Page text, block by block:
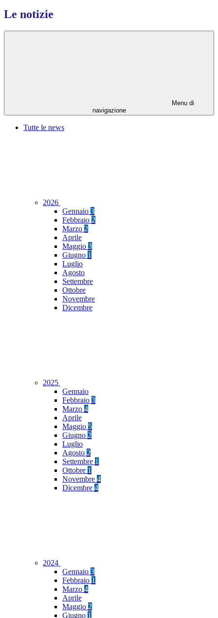
Le notizie
Menu di
navigazione
Tutte le news
2026
Gennaio 3
Febbraio 2
Marzo 2
Aprile
Maggio 3
Giugno 1
Luglio
Agosto
Settembre
Ottobre
Novembre
Dicembre
2025
Gennaio
Febbraio 3
Marzo 4
Aprile
Maggio 5
Giugno 2
Luglio
Agosto 2
Settembre 1
Ottobre 1
Novembre 4
Dicembre 4
2024
Gennaio 3
Febbraio 1
Marzo 4
Aprile
Maggio 2
Giugno 1